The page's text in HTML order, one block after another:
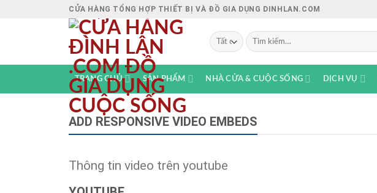
CỬA HÀNG TỔNG HỢP THIẾT BỊ VÀ ĐỒ GIA DỤNG DINHLAN.COM
Tìm
kiếm:
TRANG CHỦ SẢN PHẨM NHÀ CỬA & CUỘC SỐNG DỊCH VỤ
ADD RESPONSIVE VIDEO EMBEDS
Thông tin video trên youtube